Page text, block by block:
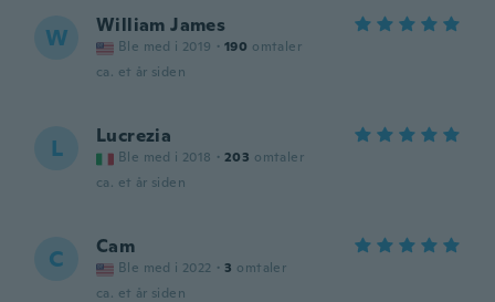
W William James
Ble med i 2019 · 190 omtaler
ca. et år siden
L Lucrezia
Ble med i 2018 · 203 omtaler
ca. et år siden
C Cam
Ble med i 2022 · 3 omtaler
ca. et år siden